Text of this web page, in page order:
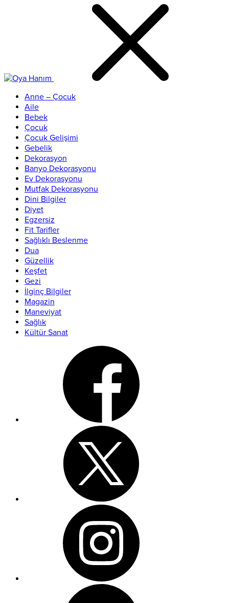
Anne – Çocuk
Aile
Bebek
Çocuk
Çocuk Gelişimi
Gebelik
Dekorasyon
Banyo Dekorasyonu
Ev Dekorasyonu
Mutfak Dekorasyonu
Dini Bilgiler
Diyet
Egzersiz
Fit Tarifler
Sağlıklı Beslenme
Dua
Güzellik
Keşfet
Gezi
İlginç Bilgiler
Magazin
Maneviyat
Sağlık
Kültür Sanat